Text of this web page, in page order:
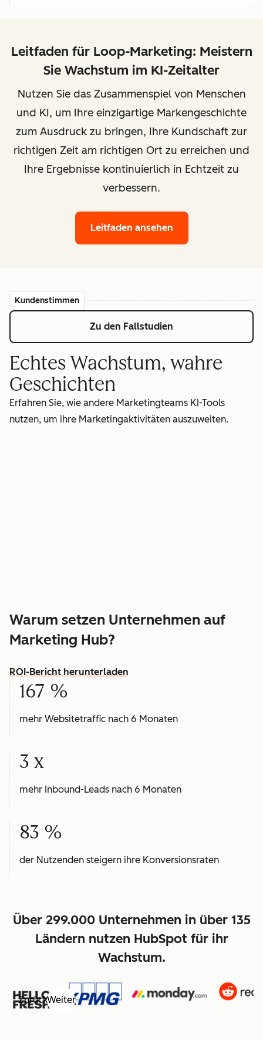
Leitfaden für Loop-Marketing: Meistern
Sie Wachstum im KI-Zeitalter
Nutzen Sie das Zusammenspiel von Menschen
und KI, um Ihre einzigartige Markengeschichte
zum Ausdruck zu bringen, Ihre Kundschaft zur
richtigen Zeit am richtigen Ort zu erreichen und
Ihre Ergebnisse kontinuierlich in Echtzeit zu
verbessern.
Leitfaden ansehen
Kundenstimmen
Zu den Fallstudien
Echtes Wachstum, wahre
Geschichten
Erfahren Sie, wie andere Marketingteams KI-Tools
nutzen, um ihre Marketingaktivitäten auszuweiten.
Warum setzen Unternehmen auf
Marketing Hub?
ROI-Bericht herunterladen
167 %
mehr Websitetraffic nach 6 Monaten
3 x
mehr Inbound-Leads nach 6 Monaten
83 %
der Nutzenden steigern ihre Konversionsraten
Über 299.000 Unternehmen in über 135
Ländern nutzen HubSpot für ihr
Wachstum.
ZurückWeiter